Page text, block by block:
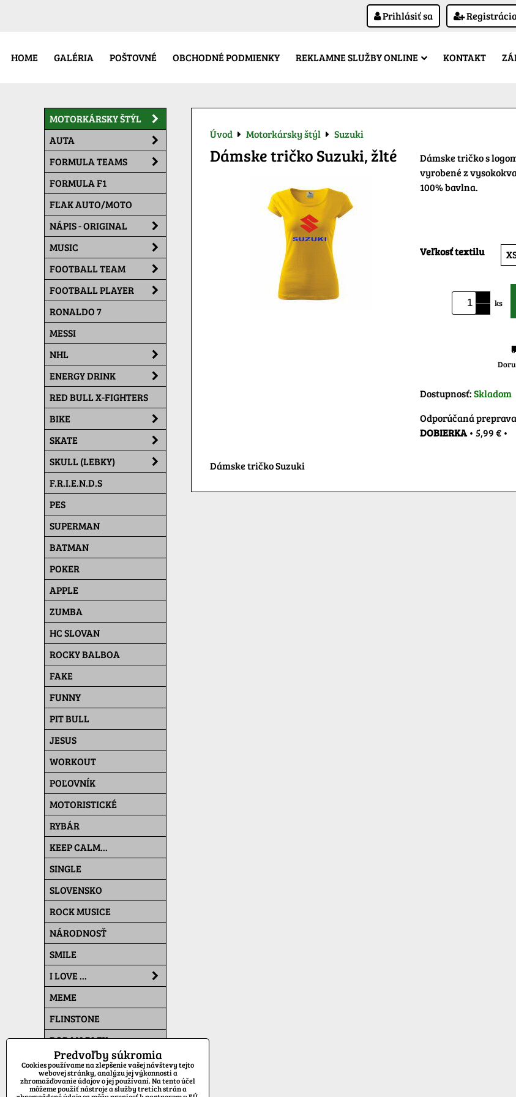
Prihlásiť sa
HOME GALÉRIA POŠTOVNÉ OBCHODNÉ PODMIENKY REKLAMNE SLUŽBY ONLINE KONTAKT
Úvod Motorkársky štýl Suzuki
Dámske tričko Suzuki, žlté
Dámske tričko s
vyrobené z
100% bavlna.
Veľkosť textilu
ks
Dostupnosť:Skladom
DOBIERKA• 5,99 € •
Dámske tričko Suzuki
MOTORKÁRSKY ŠTÝL
AUTA
FORMULA TEAMS
FORMULA F1
FĽAK AUTO/MOTO
NÁPIS - ORIGINAL
MUSIC
FOOTBALL TEAM
FOOTBALL PLAYER
RONALDO 7
MESSI
NHL
ENERGY DRINK
RED BULL X-FIGHTERS
BIKE
SKATE
SKULL (LEBKY)
F.R.I.E.N.D.S
PES
SUPERMAN
BATMAN
POKER
APPLE
ZUMBA
HC SLOVAN
ROCKY BALBOA
FAKE
FUNNY
PIT BULL
JESUS
WORKOUT
POĽOVNÍK
MOTORISTICKÉ
RYBÁR
KEEP CALM...
SINGLE
SLOVENSKO
ROCK MUSICE
NÁRODNOSŤ
SMILE
I LOVE ...
MEME
FLINSTONE
BOB MARLEY
THE SIMPSONS
PAT A MAT
Predvoľby súkromia
Cookies používame na zlepšenie vašej návštevy tejto
webovej stránky, analýzu jej výkonnosti a
zhromažďovanie údajov o jej používaní. Na tento účel
môžeme použiť nástroje a služby tretích strán a